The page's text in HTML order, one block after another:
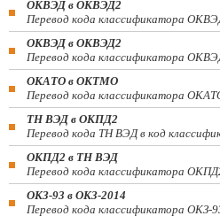
ОКВЭД в ОКВЭД2
Перевод кода классификатора
ОКВЭД в ОКВЭД2
Перевод кода классификатора
ОКАТО в ОКТМО
Перевод кода классификатора
ТН ВЭД в ОКПД2
Перевод кода ТН ВЭД в код
ОКПД2 в ТН ВЭД
Перевод кода классификатора
ОКЗ-93 в ОКЗ-2014
Перевод кода классификатора ОКЗ-